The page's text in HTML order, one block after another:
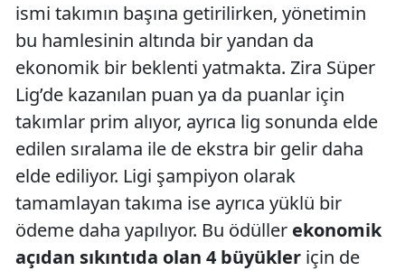
ismi takımın başına getirilirken, yönetimin
bu hamlesinin altında bir yandan da
ekonomik bir beklenti yatmakta. Zira Süper
Lig’de kazanılan puan ya da puanlar için
takımlar prim alıyor, ayrıca lig sonunda elde
edilen sıralama ile de ekstra bir gelir daha
elde ediliyor. Ligi şampiyon olarak
tamamlayan takıma ise ayrıca yüklü bir
ödeme daha yapılıyor. Bu ödüller ekonomik
açıdan sıkıntıda olan 4 büyükler için de